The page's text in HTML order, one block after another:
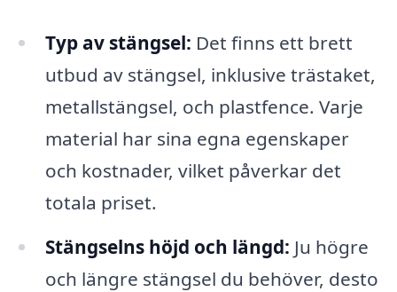
Typ av stängsel: Det finns ett brett
utbud av stängsel, inklusive trästaket,
metallstängsel, och plastfence. Varje
material har sina egna egenskaper
och kostnader, vilket påverkar det
totala priset.
Stängselns höjd och längd: Ju högre
och längre stängsel du behöver, desto